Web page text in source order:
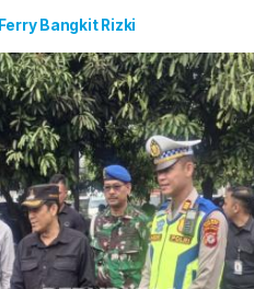
Ferry Bangkit Rizki